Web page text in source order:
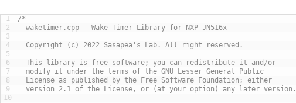
1
2
3
4
5
6
7
8
9
10
/*
waketimer.cpp - Wake Timer Library for NXP-JN516x
Copyright (c) 2022 Sasapea's Lab. All right reserved.
This library is free software; you can redistribute it and/or
modify it under the terms of the GNU Lesser General Public
License as published by the Free Software Foundation; either
version 2.1 of the License, or (at your option) any later version.